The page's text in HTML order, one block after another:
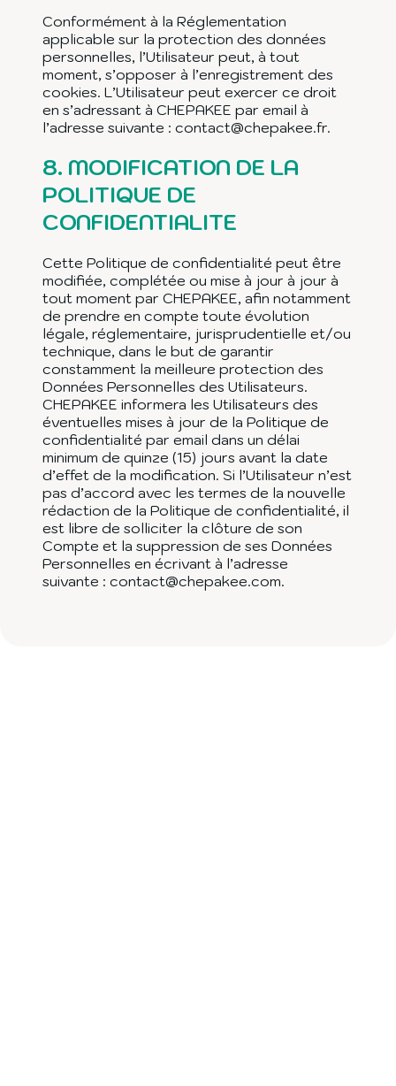
Conformément à la Réglementation
applicable sur la protection des données
personnelles, l’Utilisateur peut, à tout
moment, s’opposer à l’enregistrement des
cookies. L’Utilisateur peut exercer ce droit
en s’adressant à CHEPAKEE par email à
l’adresse suivante : contact@chepakee.fr.
8. MODIFICATION DE LA
POLITIQUE DE
CONFIDENTIALITE
Cette Politique de confidentialité peut être
modifiée, complétée ou mise à jour à jour à
tout moment par CHEPAKEE, afin notamment
de prendre en compte toute évolution
légale, réglementaire, jurisprudentielle et/ou
technique, dans le but de garantir
constamment la meilleure protection des
Données Personnelles des Utilisateurs.
CHEPAKEE informera les Utilisateurs des
éventuelles mises à jour de la Politique de
confidentialité par email dans un délai
minimum de quinze (15) jours avant la date
d’effet de la modification. Si l’Utilisateur n’est
pas d’accord avec les termes de la nouvelle
rédaction de la Politique de confidentialité, il
est libre de solliciter la clôture de son
Compte et la suppression de ses Données
Personnelles en écrivant à l’adresse
suivante : contact@chepakee.com.